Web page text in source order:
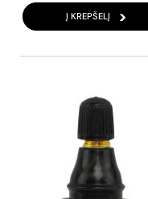
Į KREPŠELĮ